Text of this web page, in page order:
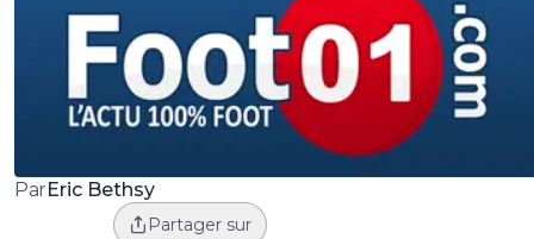
ParEric Bethsy
Partager sur